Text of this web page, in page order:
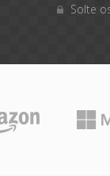
Solte